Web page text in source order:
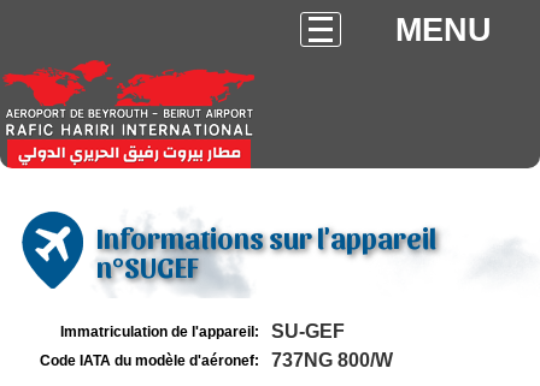
MENU
Informations sur l'appareil
n°SUGEF
Immatriculation de l'appareil: SU-GEF
Code IATA du modèle d'aéronef: 737NG 800/W